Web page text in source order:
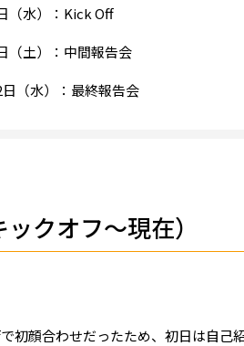
（水）：Kick Off
（土）：中間報告会
（水）：最終報告会
クオフ～現在）
顔合わせだったため、初日は自己